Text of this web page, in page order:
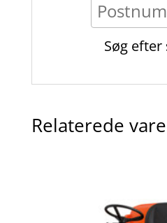
Relaterede